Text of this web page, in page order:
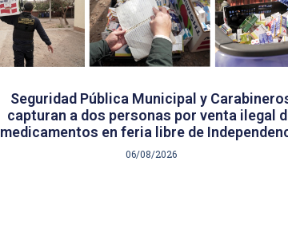
Seguridad Pública Municipal y
capturan a dos personas por venta ilegal
medicamentos en feria libre de
06/08/2026